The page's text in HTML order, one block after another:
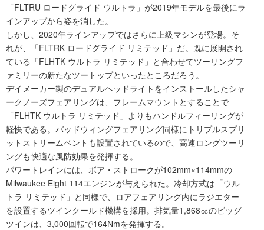
「FLTRU ロードグライド ウルトラ」が2019年モデルを最後にラ
インアップから姿を消した。
しかし、2020年ラインアップではさらに上級マシンが登場。そ
れが、「FLTRK ロードグライド リミテッド」だ。既に展開され
ている「FLHTK ウルトラ リミテッド」と合わせてツーリングフ
ァミリーの新たなツートップといったところだろう。
デイメーカー製のデュアルヘッドライトをインストールしたシャ
ークノーズフェアリングは、フレームマウントとすることで
「FLHTK ウルトラ リミテッド」よりもハンドルフィーリングが
軽快である。バッドウィングフェアリング同様にトリプルスプリ
ットストリームベントも設置されているので、高速ロングツーリ
ングも快適な風防効果を発揮する。
パワートレインには、ボア・ストロークが102mm×114mmの
Milwaukee Eight 114エンジンが与えられた。冷却方式は「ウル
トラ リミテッド」と同様で、ロアフェアリング内にラジエター
を設置するツインクールド機構を採用。排気量1,868㏄のビッグ
ツインは、3,000回転で164Nmを発揮する。